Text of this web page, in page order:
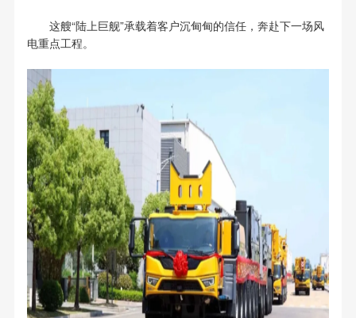
这艘“陆上巨舰”承载着客户沉甸甸的信任，奔赴下一场风
电重点工程。